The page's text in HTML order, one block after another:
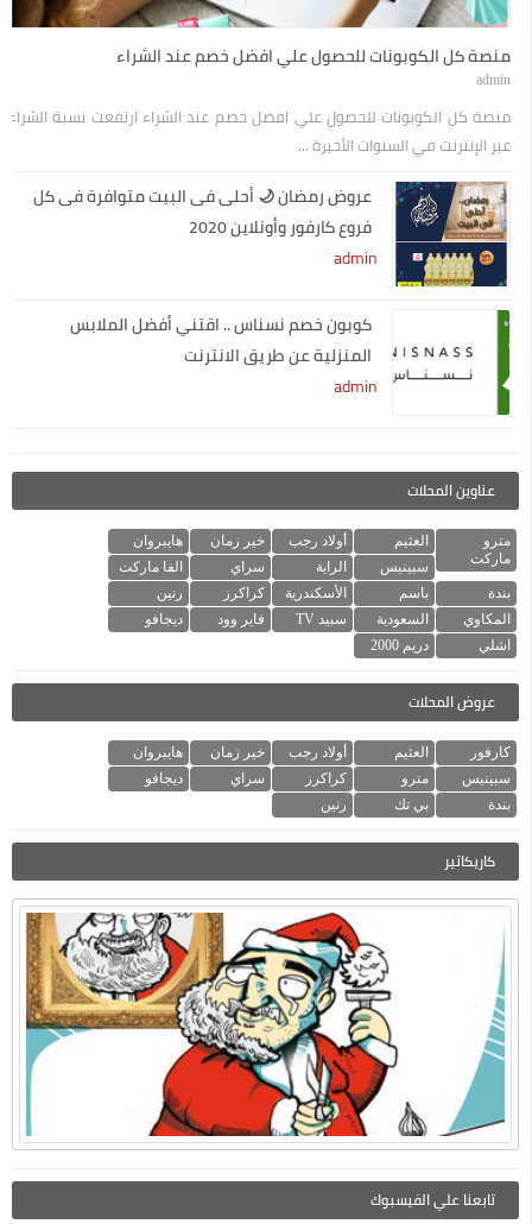
منصة كل الكوبونات للحصول علي افضل خصم عند الشراء
admin
منصة كل الكوبونات للحصول علي افضل خصم عند الشراء ارتفعت نسبة الشراء
عبر الإنترنت في السنوات الأخيرة ...
عروض رمضان 🌙 أحلى فى البيت متوافرة فى كل
فروع كارفور وأونلاين 2020
admin
كوبون خصم نسناس .. اقتني أفضل الملابس
المنزلية عن طريق الانترنت
admin
عناوين المحلات
مترو
ماركت
العثيم أولاد رجب خير زمان
هايبروان
سبينيس
الراية سراي
الفا ماركت
بندة
باسم الأسكندرية كراكرز
رنين
المكاوي
السعودية سبيد TV فاير وود
ديجافو
اشلي
دريم 2000
عروض المحلات
كارفور العثيم أولاد رجب خير زمان
هايبروان
سبينيس
مترو كراكرز سراي
ديجافو
بندة
بي تك رنين
كاريكاتير
تابعنا علي الفيسبوك